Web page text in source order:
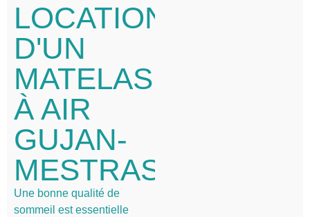
LOCATION
D'UN
MATELAS
À AIR
GUJAN-
MESTRAS
Une bonne qualité de
sommeil est essentielle